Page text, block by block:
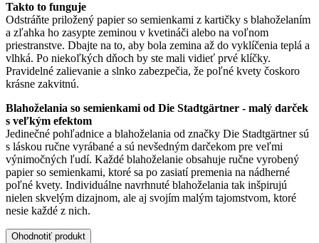
Takto to funguje
Odstráňte priložený papier so semienkami z kartičky s blahoželaním
a zľahka ho zasypte zeminou v kvetináči alebo na voľnom
priestranstve. Dbajte na to, aby bola zemina až do vyklíčenia teplá a
vlhká. Po niekoľkých dňoch by ste mali vidieť prvé klíčky.
Pravidelné zalievanie a slnko zabezpečia, že poľné kvety čoskoro
krásne zakvitnú.
Blahoželania so semienkami od Die Stadtgärtner - malý darček
s veľkým efektom
Jedinečné pohľadnice a blahoželania od značky Die Stadtgärtner sú
s láskou ručne vyrábané a sú nevšedným darčekom pre veľmi
výnimočných ľudí. Každé blahoželanie obsahuje ručne vyrobený
papier so semienkami, ktoré sa po zasiatí premenia na nádherné
poľné kvety. Individuálne navrhnuté blahoželania tak inšpirujú
nielen skvelým dizajnom, ale aj svojím malým tajomstvom, ktoré
nesie každé z nich.
Ohodnotiť produkt